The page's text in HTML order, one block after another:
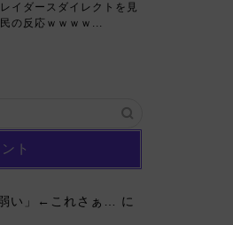
レイダースダイレクトを見
の反応ｗｗｗｗ...
ト
い」←これさぁ…
に